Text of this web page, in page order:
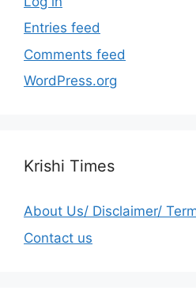
Entries feed
Comments feed
WordPress.org
Krishi Times
About Us/ Disclaimer/
Contact us